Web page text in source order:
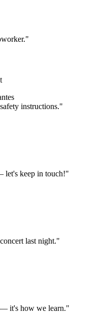
"
instructions."
let's keep in touch!"
last night."
— it's how we learn."